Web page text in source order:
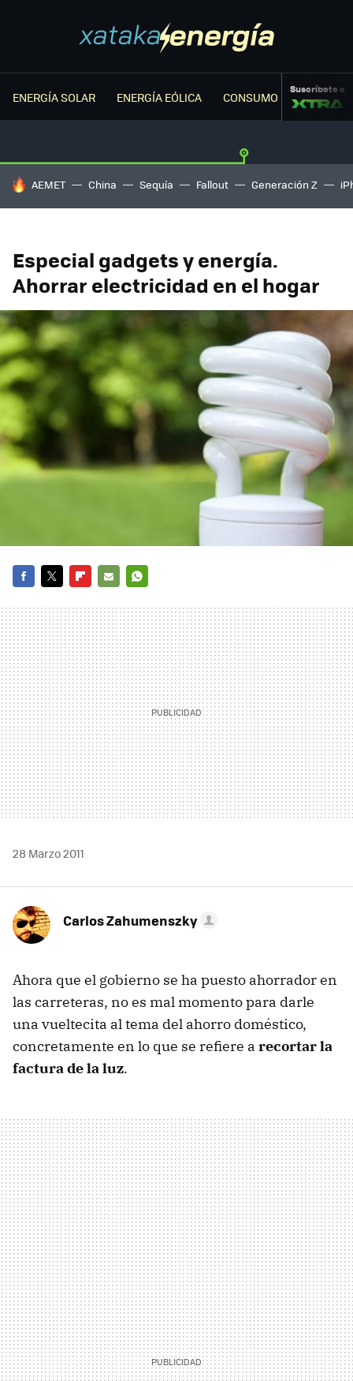
ENERGÍA SOLAR ENERGÍA EÓLICA CONSUMO ENERGÉTICO
Suscríbete a
HOY SE HABLA DE
AEMET China Sequía Fallout Generación Z
Especial gadgets y energía.
Ahorrar electricidad en el hogar
MAIL
28 Marzo 2011
Carlos Zahumenszky
Ahora que el gobierno se ha puesto ahorrador en
las carreteras, no es mal momento para darle
una vueltecita al tema del ahorro doméstico,
concretamente en lo que se refiere a recortar la
factura de la luz.